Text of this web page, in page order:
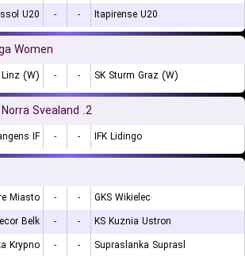
U20
- - Itapirense U20
Women
Linz (W) - - SK Sturm Graz (W)
2. Division Norra Svealand
IF - - IFK Lidingo
Miasto - -
GKS Wikielec
Belk
- -
KS Kuznia Ustron
Krypno
- - Supraslanka Suprasl